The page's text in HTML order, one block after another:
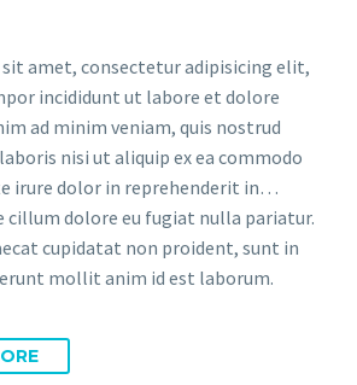
amet, consectetur adipisicing elit,
incididunt ut labore et dolore
ad minim veniam, quis nostrud
nisi ut aliquip ex ea commodo
irure dolor in reprehenderit in…
cillum dolore eu fugiat nulla pariatur.
cupidatat non proident, sunt in
mollit anim id est laborum.